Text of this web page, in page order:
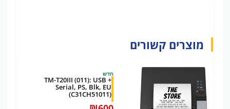
מוצרים קשורים
חדש
TM-T20III (011): USB +
Serial, PS, Blk, EU
(C31CH51011)